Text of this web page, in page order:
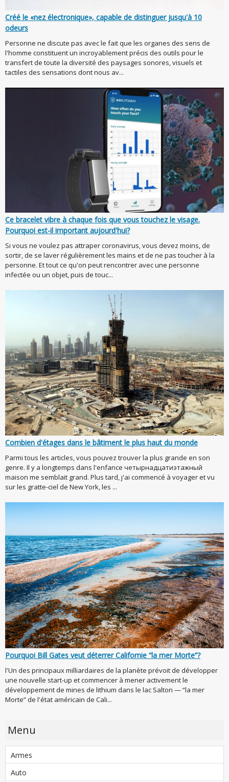
Créé le «nez électronique», capable de distinguer jusqu'à 10
odeurs
Personne ne discute pas avec le fait que les organes des sens de
l'homme constituent un incroyablement précis des outils pour le
transfert de toute la diversité des paysages sonores, visuels et
tactiles des sensations dont nous av...
Ce bracelet vibre à chaque fois que vous touchez le visage.
Pourquoi est-il important aujourd'hui?
Si vous ne voulez pas attraper coronavirus, vous devez moins, de
sortir, de se laver régulièrement les mains et de ne pas toucher à la
personne. Et tout ce qu'on peut rencontrer avec une personne
infectée ou un objet, puis de touc...
Combien d'étages dans le bâtiment le plus haut du monde
Parmi tous les articles, vous pouvez trouver la plus grande en son
genre. Il y a longtemps dans l'enfance четырнадцатиэтажный
maison me semblait grand. Plus tard, j'ai commencé à voyager et vu
sur les gratte-ciel de New York, les ...
Pourquoi Bill Gates veut déterrer Californie “la mer Morte”?
l'Un des principaux milliardaires de la planète prévoit de développer
une nouvelle start-up et commencer à mener activement le
développement de mines de lithium dans le lac Salton — “la mer
Morte” de l'état américain de Cali...
Menu
Armes
Auto